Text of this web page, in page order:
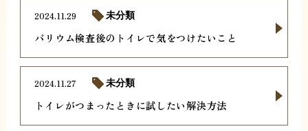
バリウム検査後のトイレで気をつけたいこと
2024.11.29 未分類
トイレがつまったときに試したい解決方法
2024.11.27 未分類